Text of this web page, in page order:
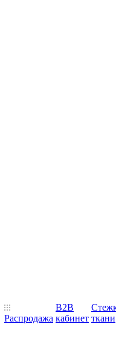
Распродажа
B2B
кабинет ткани